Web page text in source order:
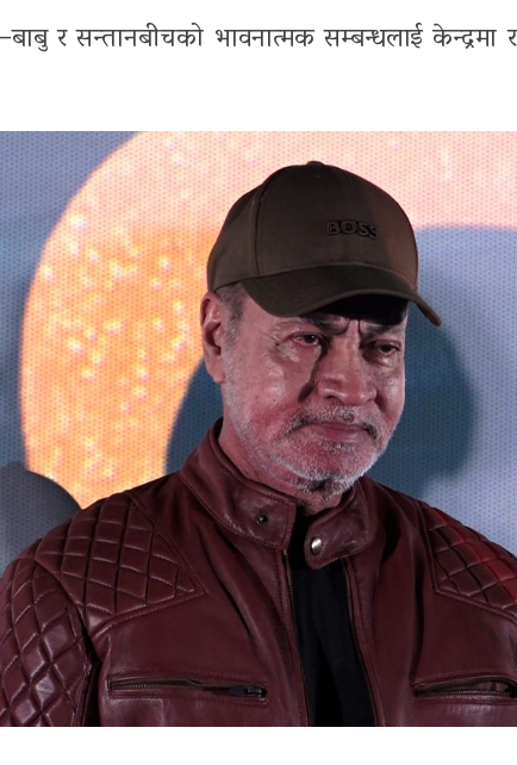
र सन्तानबीचको भावनात्मक सम्बन्धलाई